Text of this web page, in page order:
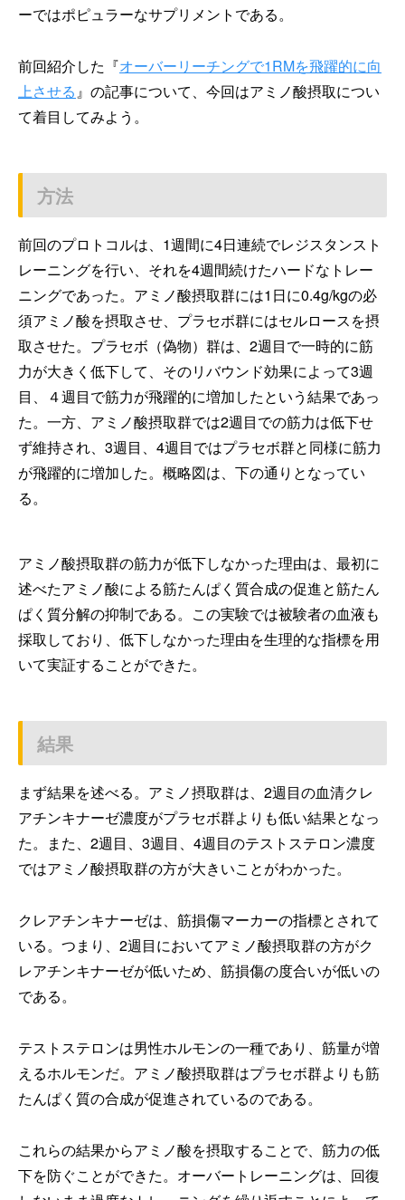
ーではポピュラーなサプリメントである。
前回紹介した『オーバーリーチングで1RMを飛躍的に向
上させる 』の記事について、今回はアミノ酸摂取につい
て着目してみよう。
方法
前回のプロトコルは、1週間に4日連続でレジスタンスト
レーニングを行い、それを4週間続けたハードなトレー
ニングであった。アミノ酸摂取群には1日に0.4g/kgの必
須アミノ酸を摂取させ、プラセボ群にはセルロースを摂
取させた。プラセボ（偽物）群は、2週目で一時的に筋
力が大きく低下して、そのリバウンド効果によって3週
目、４週目で筋力が飛躍的に増加したという結果であっ
た。一方、アミノ酸摂取群では2週目での筋力は低下せ
ず維持され、3週目、4週目ではプラセボ群と同様に筋力
が飛躍的に増加した。概略図は、下の通りとなってい
る。
アミノ酸摂取群の筋力が低下しなかった理由は、最初に
述べたアミノ酸による筋たんぱく質合成の促進と筋たん
ぱく質分解の抑制である。この実験では被験者の血液も
採取しており、低下しなかった理由を生理的な指標を用
いて実証することができた。
結果
まず結果を述べる。アミノ摂取群は、2週目の血清クレ
アチンキナーゼ濃度がプラセボ群よりも低い結果となっ
た。また、2週目、3週目、4週目のテストステロン濃度
ではアミノ酸摂取群の方が大きいことがわかった。
クレアチンキナーゼは、筋損傷マーカーの指標とされて
いる。つまり、2週目においてアミノ酸摂取群の方がク
レアチンキナーゼが低いため、筋損傷の度合いが低いの
である。
テストステロンは男性ホルモンの一種であり、筋量が増
えるホルモンだ。アミノ酸摂取群はプラセボ群よりも筋
たんぱく質の合成が促進されているのである。
これらの結果からアミノ酸を摂取することで、筋力の低
下を防ぐことができた。オーバートレーニングは、回復